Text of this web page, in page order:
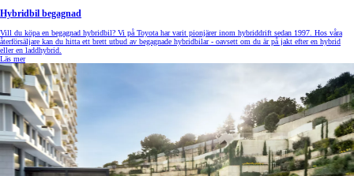
Hybridbil begagnad
Vill du köpa en begagnad hybridbil? Vi på Toyota har varit pionjärer inom hybriddrift sedan 1997. Hos våra
återförsäljare kan du hitta ett brett utbud av begagnade hybridbilar - oavsett om du är på jakt efter en hybrid
eller en laddhybrid.
Läs mer